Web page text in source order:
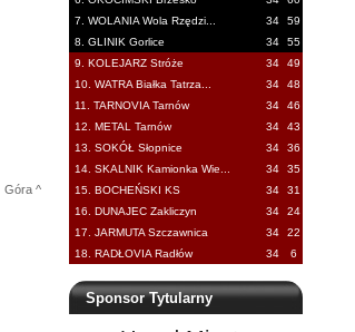
7. WOLANIA Wola Rzędzi...
34
59
8. GLINIK Gorlice
34
55
9. KOLEJARZ Stróże
34
49
10. WATRA Białka Tatrza...
34
48
11. TARNOVIA Tarnów
34
46
12. METAL Tarnów
34
43
13. SOKÓŁ Słopnice
34
36
14. SKALNIK Kamionka Wie...
34
35
15. BOCHEŃSKI KS
34
31
16. DUNAJEC Zakliczyn
34
24
17. JARMUTA Szczawnica
34
22
18. RADŁOVIA Radłów
34 6
Sponsor Tytularny
Góra ^